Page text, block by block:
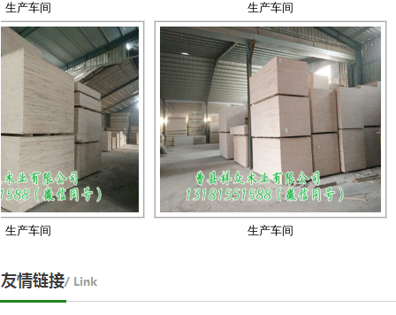
同步纹
间 生产车间
间 生产车间